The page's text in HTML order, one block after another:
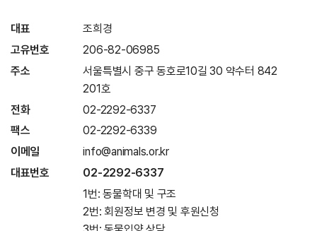
대표
조희경
고유번호
206-82-06985
주소
서울특별시 중구 동호로10길 30 약수터 842
201호
전화
02-2292-6337
팩스
02-2292-6339
이메일
info@animals.or.kr
대표번호
02-2292-6337
1번: 동물학대 및 구조
2번: 회원정보 변경 및 후원신청